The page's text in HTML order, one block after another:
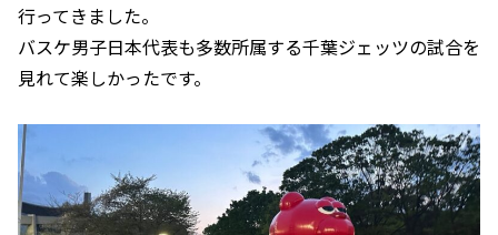
行ってきました。
バスケ男子日本代表も多数所属する千葉ジェッツの試合を
見れて楽しかったです。